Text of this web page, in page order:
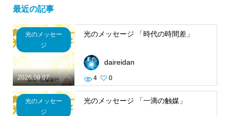
最近の記事
2026.08.07
光のメッセー
ジ
光のメッセージ 「時代の時間差」
daireidan
4 0
光のメッセー
ジ
光のメッセージ 「一滴の触媒」